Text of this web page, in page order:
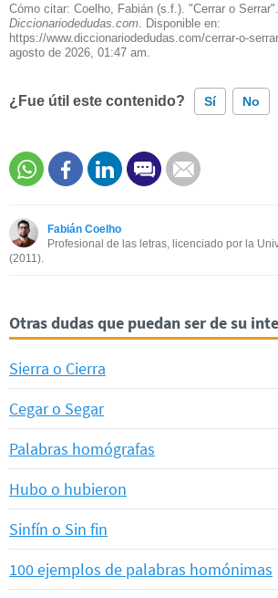
Cómo citar: Coelho, Fabián (s.f.). "Cerrar o
Diccionariodedudas.com . Disponible en:
https://www.diccionariodedudas.com/cerrar-o-
agosto de 2026, 01:47 am.
¿Fue útil este contenido? Sí No
Este contenido contiene información
Otro
Fabián Coelho
Profesional de las letras, licenciado por la
(2011).
Otras dudas que puedan ser de su
Sierra o Cierra
Cegar o Segar
Palabras homógrafas
Hubo o hubieron
Sinfín o Sin fin
100 ejemplos de palabras homónimas